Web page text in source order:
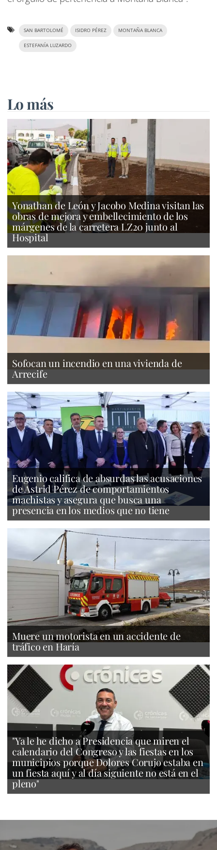
SAN BARTOLOMÉ ISIDRO PÉREZ MONTAÑA BLANCA
ESTEFANÍA LUZARDO
Lo más
Yonathan de León y Jacobo Medina visitan las
obras de mejora y embellecimiento de los
márgenes de la carretera LZ20 junto al
Hospital
Sofocan un incendio en una vivienda de
Arrecife
Eugenio califica de absurdas las acusaciones
de Astrid Pérez de comportamientos
machistas y asegura que busca una
presencia en los medios que no tiene
Muere un motorista en un accidente de
tráfico en Haría
"Ya le he dicho a Presidencia que miren el
calendario del Congreso y las fiestas en los
municipios porque Dolores Corujo estaba en
un fiesta aquí y al día siguiente no está en el
pleno"